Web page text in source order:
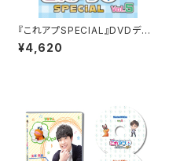
『これアプSPECIAL』DVDデレ
クターズカット vol.5
¥4,620